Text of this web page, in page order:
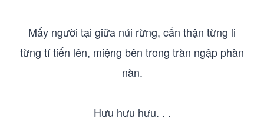
Mấy người tại giữa núi rừng, cẩn thận từng li
từng tí tiến lên, miệng bên trong tràn ngập phàn
nàn.
Hưu hưu hưu. . .